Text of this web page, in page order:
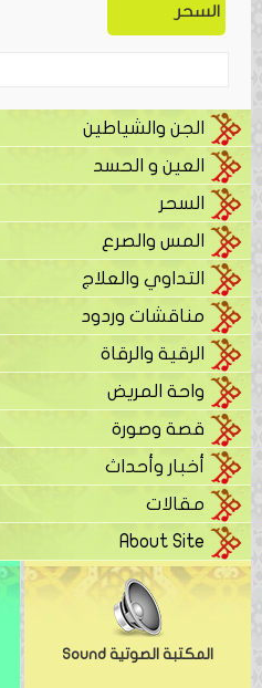
السحر
الجن والشياطين
العين و الحسد
السحر
المس والصرع
التداوي والعلاج
مناقشات وردود
الرقية والرقاة
واحة المريض
قصة وصورة
أخبار وأحداث
مقالات
About Site
المكتبة الصوتية Sound